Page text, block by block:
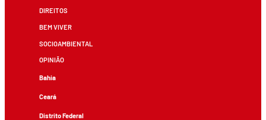
DIREITOS
BEM VIVER
SOCIOAMBIENTAL
OPINIÃO
Bahia
Ceará
Distrito Federal